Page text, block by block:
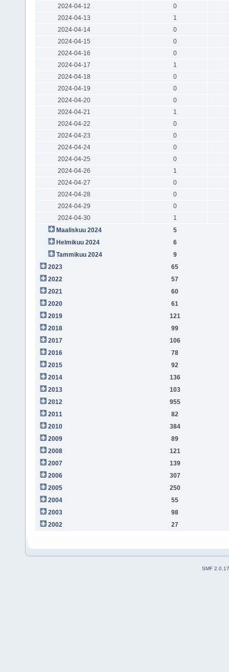
2024-04-12
0
2024-04-13
1
2024-04-14
0
2024-04-15
0
2024-04-16
0
2024-04-17
1
2024-04-18
0
2024-04-19
0
2024-04-20
0
2024-04-21
1
2024-04-22
0
2024-04-23
0
2024-04-24
0
2024-04-25
0
2024-04-26
1
2024-04-27
0
2024-04-28
0
2024-04-29
0
2024-04-30
1
Maaliskuu 2024
5
Helmikuu 2024
6
Tammikuu 2024
9
2023
65
2022
57
2021
60
2020
61
2019
121
2018
99
2017
106
2016
78
2015
92
2014
136
2013
103
2012
955
2011
82
2010
384
2009
89
2008
121
2007
139
2006
307
2005
250
2004
55
2003
98
2002
27
SMF 2.0.17